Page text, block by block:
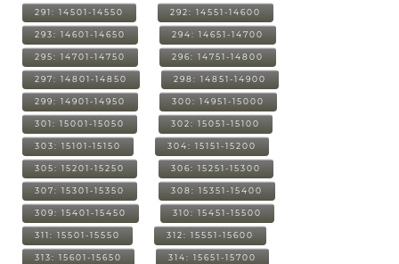
291: 14501-14550 292: 14551-14600
293: 14601-14650 294: 14651-14700
295: 14701-14750 296: 14751-14800
297: 14801-14850 298: 14851-14900
299: 14901-14950 300: 14951-15000
301: 15001-15050 302: 15051-15100
303: 15101-15150 304: 15151-15200
305: 15201-15250 306: 15251-15300
307: 15301-15350 308: 15351-15400
309: 15401-15450 310: 15451-15500
311: 15501-15550 312: 15551-15600
313: 15601-15650 314: 15651-15700